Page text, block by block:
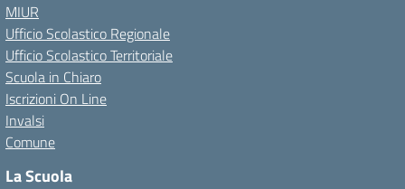
MIUR
Ufficio Scolastico Regionale
Ufficio Scolastico Territoriale
Scuola in Chiaro
Iscrizioni On Line
Invalsi
Comune
La Scuola